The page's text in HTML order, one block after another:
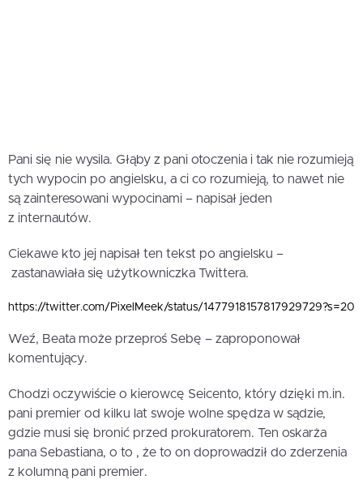
Pani się nie wysila. Głąby z pani otoczenia i tak nie rozumieją
tych wypocin po angielsku, a ci co rozumieją, to nawet nie
są zainteresowani wypocinami – napisał jeden
z internautów.
Ciekawe kto jej napisał ten tekst po angielsku –
zastanawiała się użytkowniczka Twittera.
https://twitter.com/PixelMeek/status/1477918157817929729?s=20
Weź, Beata może przeproś Sebę – zaproponował
komentujący.
Chodzi oczywiście o kierowcę Seicento, który dzięki m.in.
pani premier od kilku lat swoje wolne spędza w sądzie,
gdzie musi się bronić przed prokuratorem. Ten oskarża
pana Sebastiana, o to , że to on doprowadził do zderzenia
z kolumną pani premier.